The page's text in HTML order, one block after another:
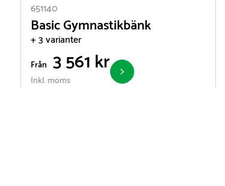
651140
Basic Gymnastikbänk
+ 3 varianter
Från 3 561 kr
Inkl. moms